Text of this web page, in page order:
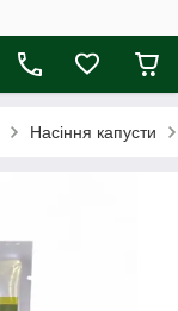
Насіння капусти